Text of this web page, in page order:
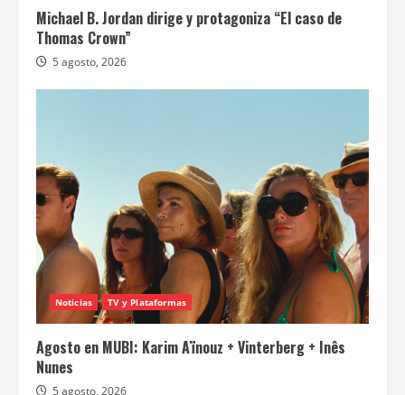
Michael B. Jordan dirige y protagoniza “El caso de
Thomas Crown”
5 agosto, 2026
Noticias TV y Plataformas
Agosto en MUBI: Karim Aïnouz + Vinterberg + Inês
Nunes
5 agosto, 2026